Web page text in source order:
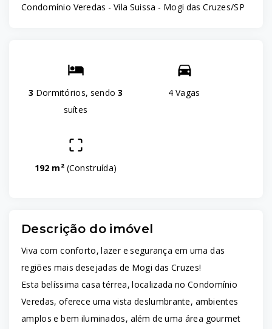
Condomínio Veredas -Vila Suissa - Mogi das Cruzes/SP
3 Dormitórios, sendo 3
suítes
4 Vagas
192 m² (Construída)
Descrição do imóvel
Viva com conforto, lazer e segurança em uma das
regiões mais desejadas de Mogi das Cruzes!
Esta belíssima casa térrea, localizada no Condomínio
Veredas, oferece uma vista deslumbrante, ambientes
amplos e bem iluminados, além de uma área gourmet